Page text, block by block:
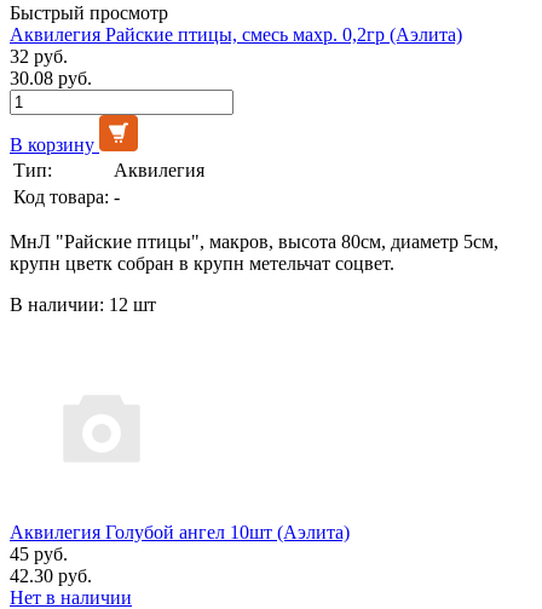
Быстрый просмотр
Аквилегия Райские птицы, смесь махр. 0,2гр (Аэлита)
32 руб.
30.08 руб.
В корзину
Тип:
Аквилегия
Код товара: -
МнЛ "Райские птицы", макров, высота 80см, диаметр 5см,
крупн цветк собран в крупн метельчат соцвет.
В наличии: 12 шт
Аквилегия Голубой ангел 10шт (Аэлита)
45 руб.
42.30 руб.
Нет в наличии